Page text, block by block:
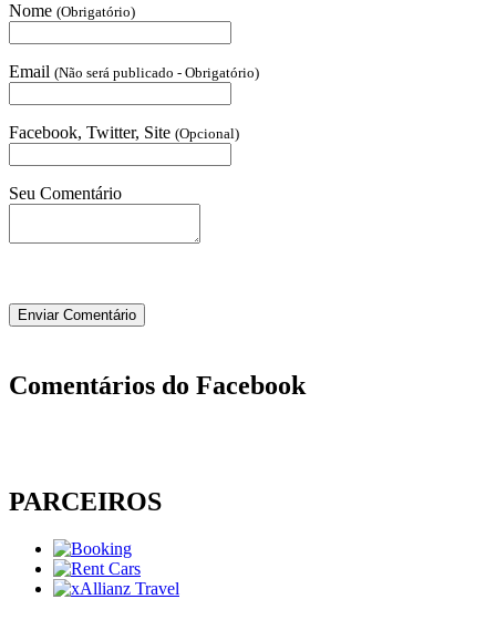
Nome (Obrigatório)
Email (Não será publicado - Obrigatório)
Facebook, Twitter, Site (Opcional)
Seu Comentário
Comentários do Facebook
PARCEIROS